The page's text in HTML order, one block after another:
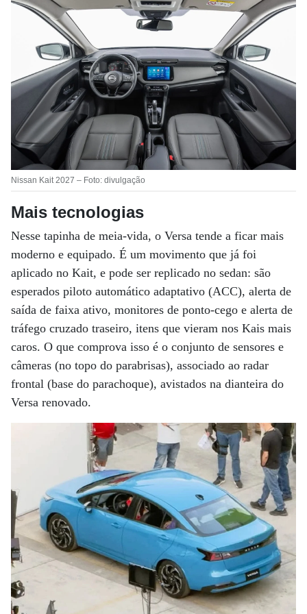
Nissan Kait 2027 – Foto: divulgação
Mais tecnologias
Nesse tapinha de meia-vida, o Versa tende a ficar mais
moderno e equipado. É um movimento que já foi
aplicado no Kait, e pode ser replicado no sedan: são
esperados piloto automático adaptativo (ACC), alerta de
saída de faixa ativo, monitores de ponto-cego e alerta de
tráfego cruzado traseiro, itens que vieram nos Kais mais
caros. O que comprova isso é o conjunto de sensores e
câmeras (no topo do parabrisas), associado ao radar
frontal (base do parachoque), avistados na dianteira do
Versa renovado.